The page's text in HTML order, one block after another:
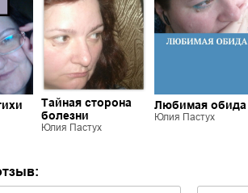
Тайная сторона
болезни
Юлия Пастух
Любимая обида
Юлия Пастух